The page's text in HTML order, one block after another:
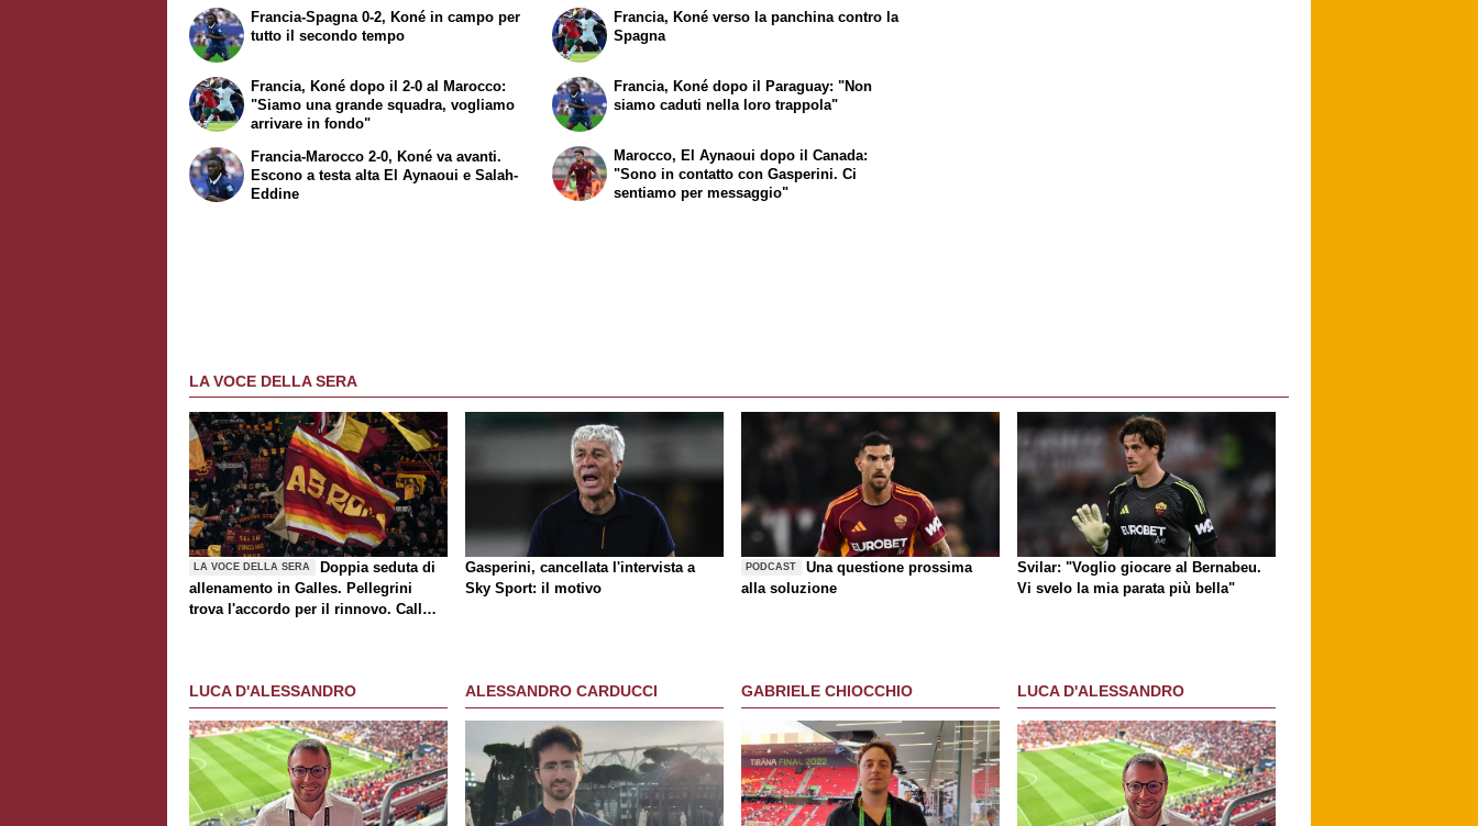
Francia-Spagna 0-2, Koné in campo per
tutto il secondo tempo
Francia, Koné verso la panchina contro la
Spagna
Francia, Koné dopo il 2-0 al Marocco:
"Siamo una grande squadra, vogliamo
arrivare in fondo"
Francia-Marocco 2-0, Koné va avanti.
Escono a testa alta El Aynaoui e Salah-
Eddine
Francia, Koné dopo il Paraguay: "Non
siamo caduti nella loro trappola"
Marocco, El Aynaoui dopo il Canada:
"Sono in contatto con Gasperini. Ci
sentiamo per messaggio"
LA VOCE DELLA SERA
LA VOCE DELLA SERA
Doppia seduta di
allenamento in Galles. Pellegrini
trova l'accordo per il rinnovo. Call
Gasperini, cancellata l'intervista a
Sky Sport: il motivo
PODCAST
Una questione prossima
alla soluzione
Svilar: "Voglio giocare al Bernabeu.
Vi svelo la mia parata più bella"
LUCA D'ALESSANDRO ALESSANDRO CARDUCCI GABRIELE CHIOCCHIO LUCA D'ALESSANDRO